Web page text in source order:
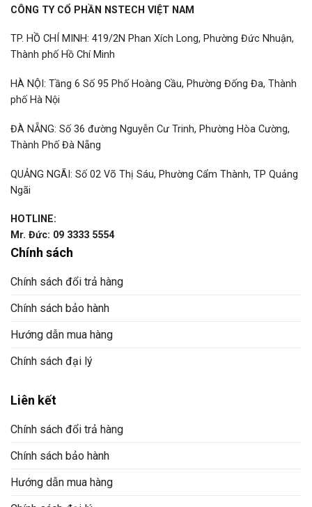
CÔNG TY CỔ PHẦN NSTECH VIỆT NAM
TP. HỒ CHÍ MINH: 419/2N Phan Xích Long, Phường Đức Nhuận,
Thành phố Hồ Chí Minh
HÀ NỘI: Tầng 6 Số 95 Phố Hoàng Cầu, Phường Đống Đa, Thành
phố Hà Nội
ĐÀ NẴNG: Số 36 đường Nguyễn Cư Trinh, Phường Hòa Cường,
Thành Phố Đà Nẵng
QUẢNG NGÃI: Số 02 Võ Thị Sáu, Phường Cẩm Thành, TP Quảng
Ngãi
HOTLINE:
Mr. Đức: 09 3333 5554
Chính sách
Chính sách đổi trả hàng
Chính sách bảo hành
Hướng dẫn mua hàng
Chính sách đại lý
Liên kết
Chính sách đổi trả hàng
Chính sách bảo hành
Hướng dẫn mua hàng